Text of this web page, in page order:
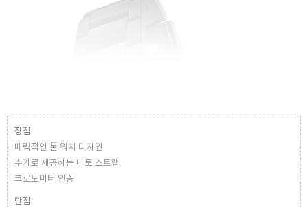
장점
매력적인 툴 워치 디자인
추가로 제공하는 나토 스트랩
크로노미터 인증
단점